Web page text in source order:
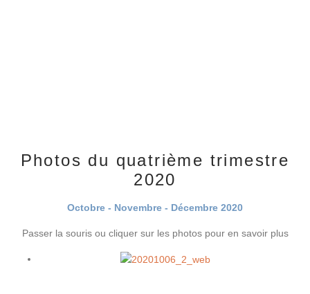
Photos du quatrième trimestre
2020
Octobre - Novembre - Décembre 2020
Passer la souris ou cliquer sur les photos pour en savoir plus